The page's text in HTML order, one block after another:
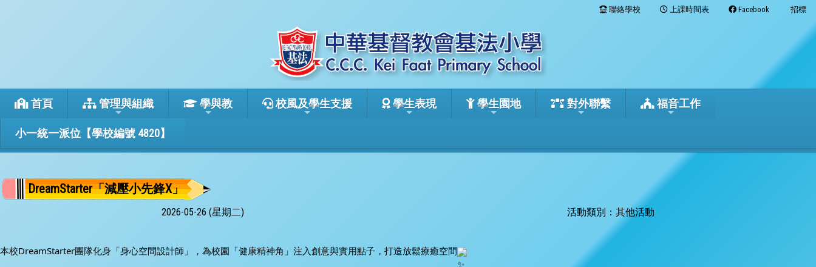
聯絡學校 上課時間表 Facebook 招標
首頁 管理與組織 學與教 校風及學生支援 學生表現 學生園地 對外聯繫 福音工作
小一統一派位【學校編號 4820】
DreamStarter「減壓小先鋒X」
2026-05-26 (星期二) 活動類別：其他活動
本校DreamStarter團隊化身「身心空間設計師」，為校園「健康精神角」注入創意與實用點子，打造放鬆療癒空間